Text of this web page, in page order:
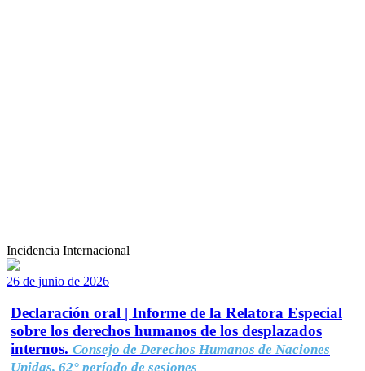
Incidencia Internacional
26 de junio de 2026
Declaración oral | Informe de la Relatora Especial
sobre los derechos humanos de los desplazados
internos. Consejo de Derechos Humanos de Naciones
Unidas, 62° período de sesiones